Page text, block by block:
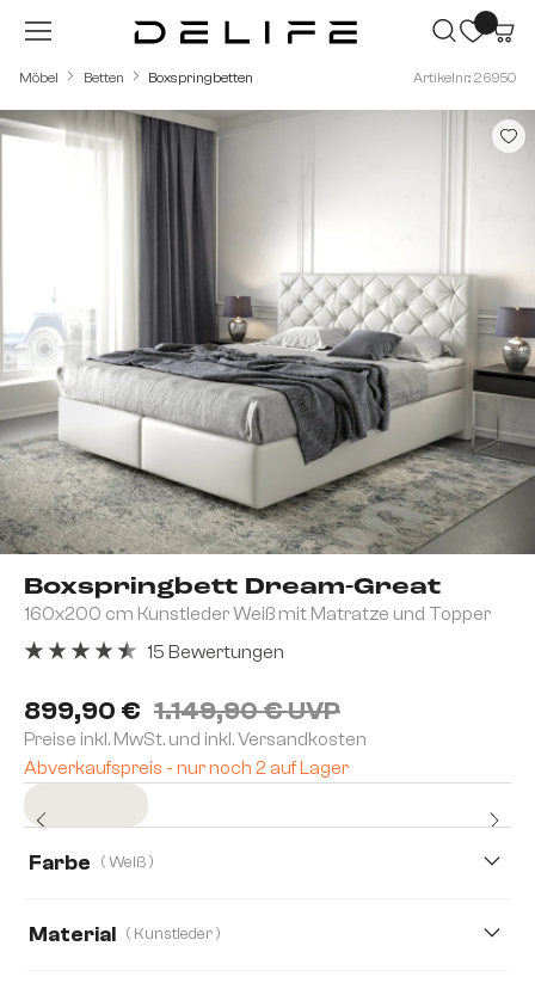
Zum Hauptinhalt springen
Möbel Betten Boxspringbetten Artikelnr.: 26950
Boxspringbett Dream-Great
160x200 cm Kunstleder Weiß mit Matratze und Topper
899,90 € 1.149,90 € UVP
Preise inkl. MwSt. und inkl. Versandkosten
Abverkaufspreis - nur noch 2 auf Lager
15 Bewertungen
Farbe ( Weiß )
Material ( Kunstleder )
Bildergalerie überspringen